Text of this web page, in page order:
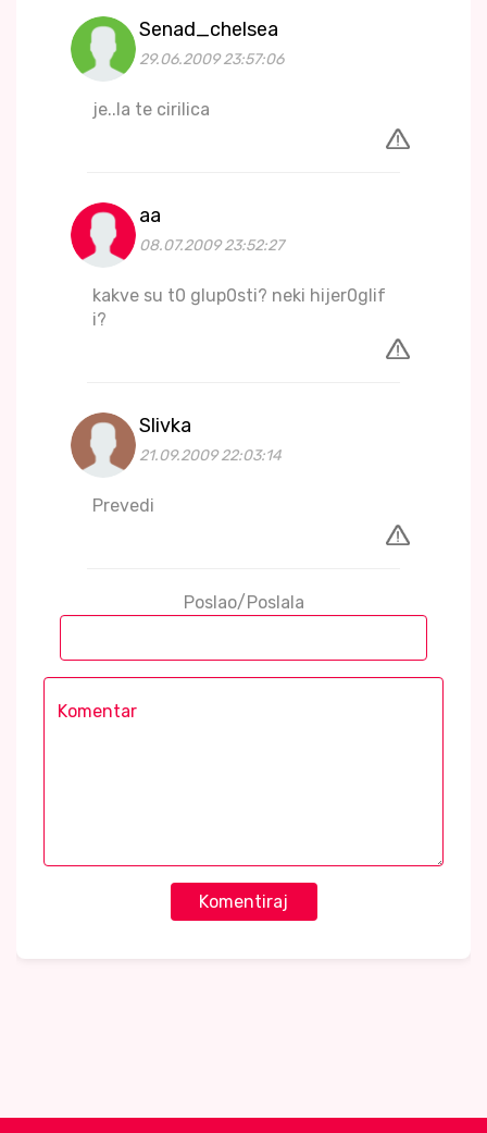
Senad_chelsea
29.06.2009 23:57:06
je..la te cirilica
aa
08.07.2009 23:52:27
kakve su t0 glup0sti? neki hijer0glif
i?
Slivka
21.09.2009 22:03:14
Prevedi
Poslao/Poslala
Komentiraj